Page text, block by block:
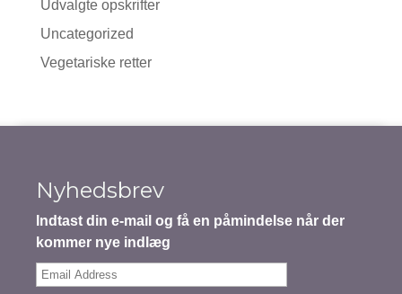
Udvalgte opskrifter
Uncategorized
Vegetariske retter
Nyhedsbrev
Indtast din e-mail og få en påmindelse når der
kommer nye indlæg
Email